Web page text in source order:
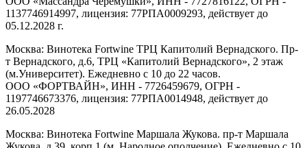
1137746914997, лицензия: 77РПА0009293, действует до
05.12.2028 г.
Москва: Винотека Fortwine ТРЦ Капитолий Вернадского. Пр-
т Вернадского, д.6, ТРЦ «Капитолий Вернадского», 2 этаж
(м.Университет). Ежедневно с 10 до 22 часов.
ООО «ФОРТВАЙН», ИНН - 7726459679, ОГРН -
1197746673376, лицензия: 77РПА0014948, действует до
26.05.2028
Москва: Винотека Fortwine Маршала Жукова. пр-т Маршала